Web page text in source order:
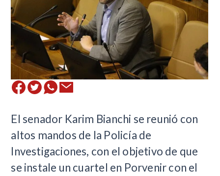
​El senador Karim Bianchi se reunió con
altos mandos de la Policía de
Investigaciones, con el objetivo de que
se instale un cuartel en Porvenir con el